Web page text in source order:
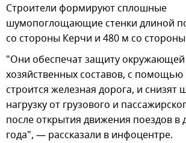
Строители формируют сплошные
шумопоглощающие стенки длиной
со стороны Керчи и 480 м со
"Они обеспечат защиту
хозяйственных составов, с помощью
строится железная дорога, и снизят
нагрузку от грузового и
после открытия движения поездов в
года", — рассказали в инфоцентре.